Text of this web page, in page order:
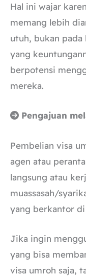
Hal ini wajar
memang lebih
utuh, bukan pada
yang
berpotensi
mereka.
Pengajuan
Pembelian visa
agen atau
langsung atau
muassasah/
yang berkantor di
Jika ingin
yang bisa
visa umroh saja,